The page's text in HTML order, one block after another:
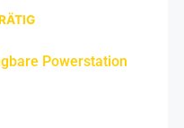
Powerstation